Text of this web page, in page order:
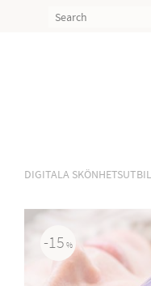
DIGITALA
15 %